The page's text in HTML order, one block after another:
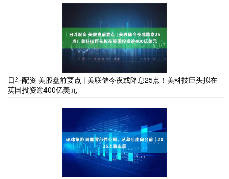
日斗配资 美股盘前要点 | 美联储今夜或降息25点！美科技巨头拟在
英国投资逾400亿美元